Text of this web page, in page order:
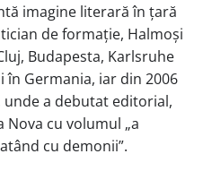
imagine literară în țară
de formație, Halmoşi
Budapesta, Karlsruhe
Germania, iar din 2006
unde a debutat editorial,
Nova cu volumul „a
cu demonii”.